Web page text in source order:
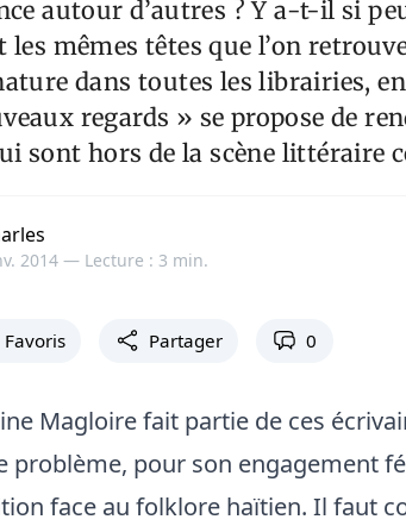
autour d’autres ? Y a-t-il si
les mêmes têtes que l’on
dans toutes les librairies,
regards » se propose de
sont hors de la scène littéraire
2014 — Lecture : 3 min.
Favoris Partager 0
Magloire fait partie de ces
problème, pour son engagement
face au folklore haïtien. Il faut